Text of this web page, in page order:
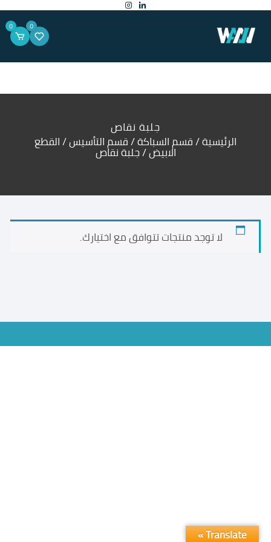
إلى
المحتوى 0
0
جلبة نقاص
الرئيسية/قسم السباكة/قسم التأسيس/القطع
الابيض/ جلبة نقاص
لا توجد منتجات تتوافق مع اختيارك.
Translate »